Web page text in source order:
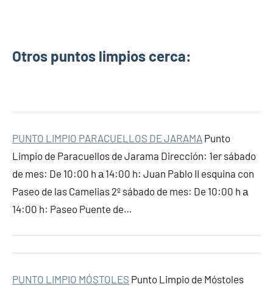
Otros puntos limpios cerca:
PUNTO LIMPIO PARACUELLOS DE JARAMA Punto
Limpio de Paracuellos de Jarama Dirección: 1er sábado
de mes: De 10:00 h а 14:00 h: Juan Pablo II esquina con
Paseo de las Camelias 2º sábado de mes: De 10:00 h а
14:00 h: Paseo Puente de…
PUNTO LIMPIO MÓSTOLES Punto Limpio de Móstoles